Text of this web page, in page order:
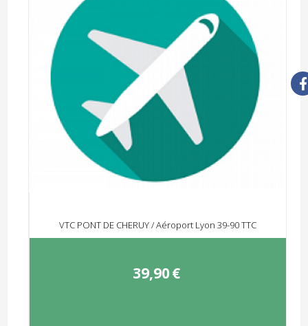
VTC PONT DE CHERUY / Aéroport Lyon 39-90 TTC
39,90€